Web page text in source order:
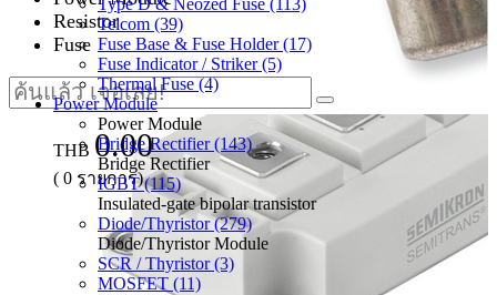
Resistor
Fuse
THB 0.00
( 0 รายการ)
Type D & Neozed Fuse (113)
Telcom (39)
Fuse Base & Fuse Holder (17)
Fuse Indicator / Striker (5)
Thermal Fuse (4)
Power Module
Power Module
Bridge Rectifier (143)
Bridge Rectifier
IGBT (115)
Insulated-gate bipolar transistor
Diode/Thyristor (279)
Diode/Thyristor Module
SCR / Thyristor (3)
MOSFET (11)